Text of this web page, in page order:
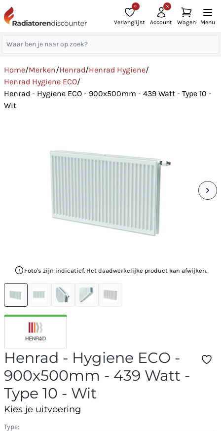
0
Verlanglijst Account Wagen Menu
Home/Merken/Henrad/Henrad Hygiene/
Henrad Hygiene ECO/
Henrad - Hygiene ECO - 900x500mm - 439 Watt - Type 10 -
Wit
Foto's zijn indicatief. Het daadwerkelijke product kan afwijken.
Henrad - Hygiene ECO -
900x500mm - 439 Watt -
Type 10 - Wit
Kies je uitvoering
Type: